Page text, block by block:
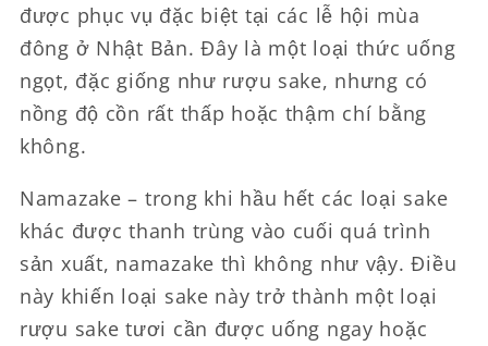
được phục vụ đặc biệt tại các lễ hội mùa
đông ở Nhật Bản. Đây là một loại thức uống
ngọt, đặc giống như rượu sake, nhưng có
nồng độ cồn rất thấp hoặc thậm chí bằng
không.
Namazake – trong khi hầu hết các loại sake
khác được thanh trùng vào cuối quá trình
sản xuất, namazake thì không như vậy. Điều
này khiến loại sake này trở thành một loại
rượu sake tươi cần được uống ngay hoặc